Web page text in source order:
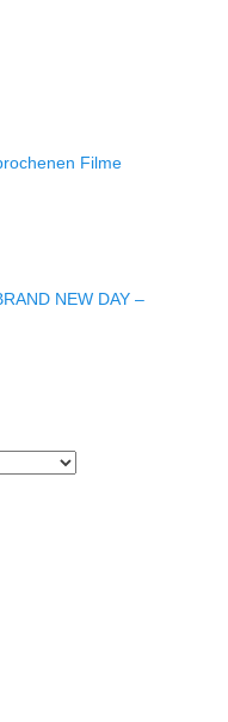
Filme
NEW DAY –